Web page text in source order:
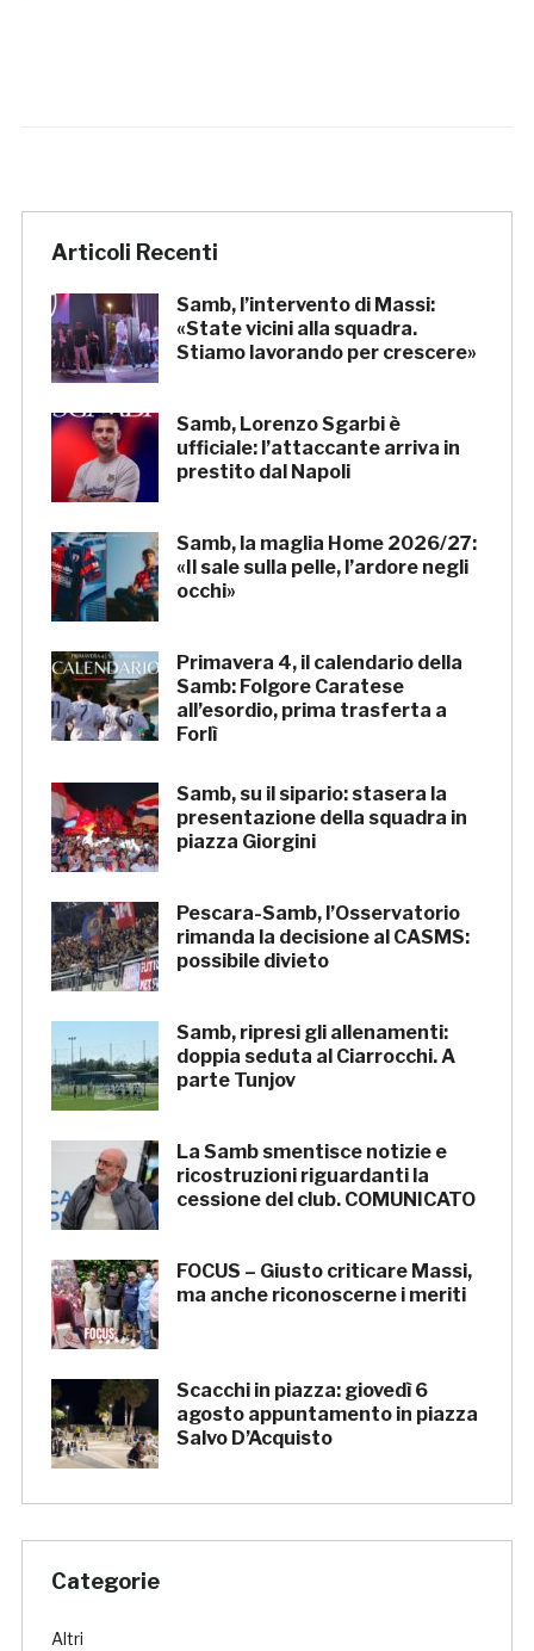
Articoli Recenti
Samb, l’intervento di Massi:
«State vicini alla squadra.
Stiamo lavorando per crescere»
Samb, Lorenzo Sgarbi è
ufficiale: l’attaccante arriva in
prestito dal Napoli
Samb, la maglia Home 2026/27:
«Il sale sulla pelle, l’ardore negli
occhi»
Primavera 4, il calendario della
Samb: Folgore Caratese
all’esordio, prima trasferta a
Forlì
Samb, su il sipario: stasera la
presentazione della squadra in
piazza Giorgini
Pescara-Samb, l’Osservatorio
rimanda la decisione al CASMS:
possibile divieto
Samb, ripresi gli allenamenti:
doppia seduta al Ciarrocchi. A
parte Tunjov
La Samb smentisce notizie e
ricostruzioni riguardanti la
cessione del club. COMUNICATO
FOCUS – Giusto criticare Massi,
ma anche riconoscerne i meriti
Scacchi in piazza: giovedì 6
agosto appuntamento in piazza
Salvo D’Acquisto
Categorie
Altri